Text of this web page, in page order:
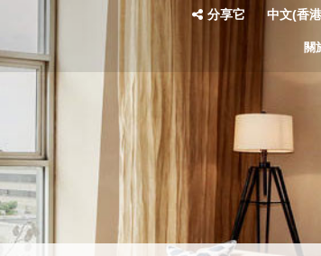
分享它 中文(香
關